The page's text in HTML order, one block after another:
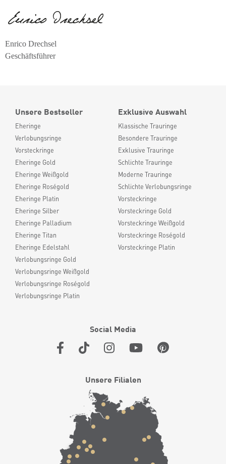
Enrico Drechsel
Geschäftsführer
Unsere Bestseller
Eheringe
Verlobungsringe
Vorsteckringe
Eheringe Gold
Eheringe Weißgold
Eheringe Roségold
Eheringe Platin
Eheringe Silber
Eheringe Palladium
Eheringe Titan
Eheringe Edelstahl
Verlobungsringe Gold
Verlobungsringe Weißgold
Verlobungsringe Roségold
Verlobungsringe Platin
Exklusive Auswahl
Klassische Trauringe
Besondere Trauringe
Exklusive Trauringe
Schlichte Trauringe
Moderne Trauringe
Schlichte Verlobungsringe
Vorsteckringe
Vorsteckringe Gold
Vorsteckringe Weißgold
Vorsteckringe Roségold
Vorsteckringe Platin
Social Media
Unsere Filialen